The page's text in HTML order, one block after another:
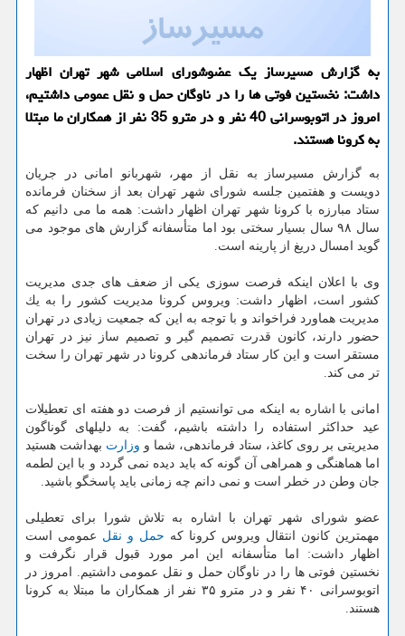
به گزارش مسیرساز یك عضوشورای اسلامی شهر تهران اظهار
داشت: نخستین فوتی ها را در ناوگان حمل و نقل عمومی داشتیم،
امروز در اتوبوسرانی 40 نفر و در مترو 35 نفر از همكاران ما مبتلا
به كرونا هستند.
به گزارش مسیرساز به نقل از مهر، شهربانو امانی در جریان
دویست و هفتمین جلسه شورای شهر تهران بعد از سخنان فرمانده
ستاد مبارزه با كرونا شهر تهران اظهار داشت: همه ما می دانیم كه
سال ۹۸ سال بسیار سختی بود اما متأسفانه گزارش های موجود می
گوید امسال دریغ از پارینه است.
وی با اعلان اینكه فرصت سوزی یكی از ضعف های جدی مدیریت
كشور است، اظهار داشت: ویروس كرونا مدیریت كشور را به یك
مدیریت هماورد فراخواند و با توجه به این كه جمعیت زیادی در تهران
حضور دارند، كانون قدرت تصمیم گیر و تصمیم ساز نیز در تهران
مستقر است و این كار ستاد فرماندهی كرونا در شهر تهران را سخت
تر می كند.
امانی با اشاره به اینكه می توانستیم از فرصت دو هفته ای تعطیلات
عید حداكثر استفاده را داشته باشیم، گفت: به دلیلهای گوناگون
مدیریتی بر روی كاغذ، ستاد فرماندهی، شما و وزارت بهداشت هستید
اما هماهنگی و همراهی آن گونه كه باید دیده نمی گردد و با این لطمه
جان وطن در خطر است و نمی دانم چه زمانی باید پاسخگو باشید.
عضو شورای شهر تهران با اشاره به تلاش شورا برای تعطیلی
مهمترین كانون انتقال ویروس كرونا كه حمل و نقل عمومی است
اظهار داشت: اما متأسفانه این امر مورد قبول قرار نگرفت و
نخستین فوتی ها را در ناوگان حمل و نقل عمومی داشتیم. امروز در
اتوبوسرانی ۴۰ نفر و در مترو ۳۵ نفر از همكاران ما مبتلا به كرونا
هستند.